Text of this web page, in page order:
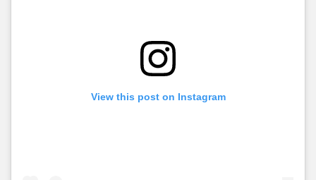
View this post on Instagram